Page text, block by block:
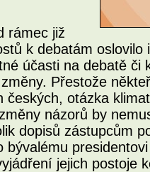
rámec již
k debatám
účasti na debatě či
Přestože
českých, otázka
názorů by
dopisů zástupcům
bývalému
jejich postoje